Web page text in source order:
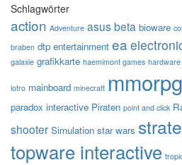
Schlagwörter
action Adventure asus beta bioware
braben dtp entertainment ea
galaxie grafikkarte haemimont games hardware
lotro mainboard minecraft mmorpg
paradox interactive Piraten point and click
shooter Simulation star wars
topware interactive